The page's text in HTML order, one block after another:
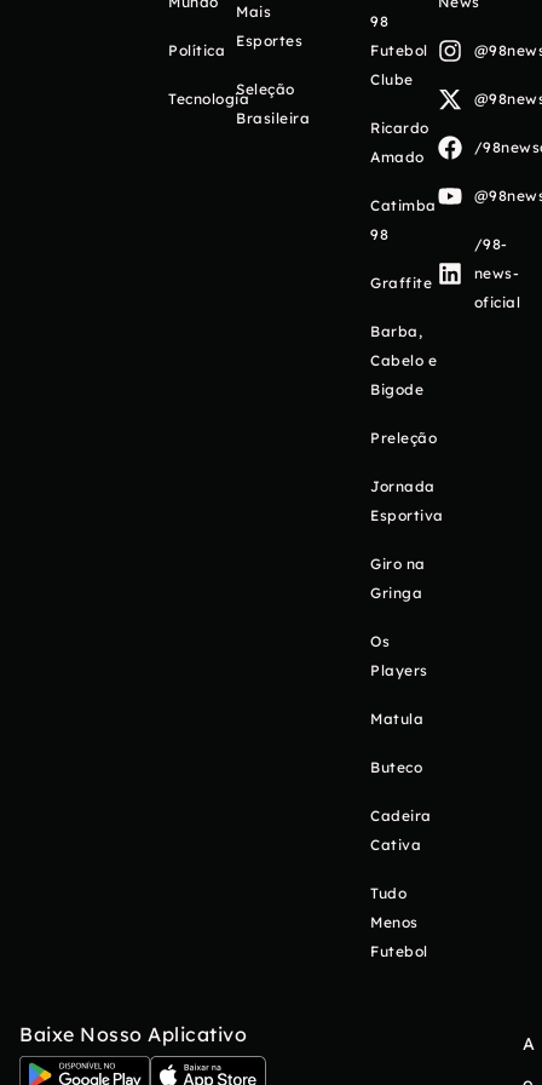
Política
Tecnologia
Mais
Esportes
Seleção
Brasileira
98
Futebol
Clube
Ricardo
Amado
Catimba
98
Graffite
Barba,
Cabelo e
Bigode
Preleção
Jornada
Esportiva
Giro na
Gringa
Os
Players
Matula
Buteco
Cadeira
Cativa
Tudo
Menos
Futebol
/
/98-
news-
oficial
Baixe Nosso Aplicativo
A